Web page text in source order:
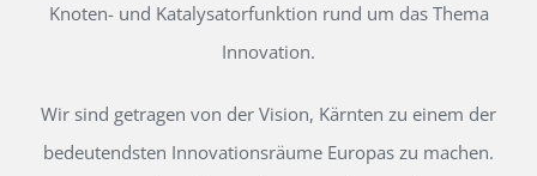
Knoten- und Katalysatorfunktion rund um das Thema
Innovation.
Wir sind getragen von der Vision, Kärnten zu einem der
bedeutendsten Innovationsräume Europas zu machen.